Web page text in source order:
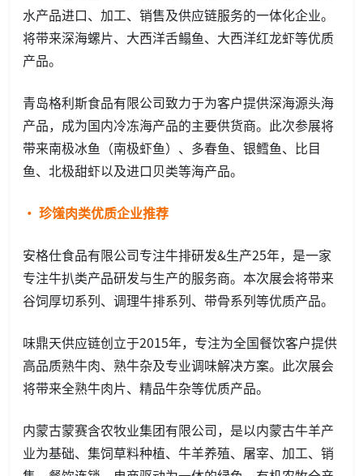
水产品进口、加工、销售及供应链服务的一体化企业。
将带来深海螺片、大西洋舌鳎鱼、大西洋红龙虾等优质
产品。
青岛格利斯食品有限公司致力于为客户提供深海源头海
产品，成为国内冷冻海产品的主要供货商。此次参展将
带来南极冰鱼（南极虾鱼）、多春鱼、银鳕鱼、比目
鱼、北极甜虾以及进口贝类等海产品。
· 珍馐肉类优质企业推荐
安格仕食品有限公司专注牛排研发&生产25年，是一家
专注牛扒类产品研发与生产的服务商。本次展会将带来
谷饲厚切系列、调理牛排系列、带骨系列等优质产品。
味鼎天供应链创立于2015年，专注为全国餐饮客户提供
高品质熟牛肉、熟牛杂及专业调味解决方案。此次展会
将带来全熟牛肉片、精品牛杂等优质产品。
内蒙古蒙赛含农牧业集团有限公司，是以内蒙古牛羊产
业为基础、集饲草料种植、牛羊养殖、屠宰、加工、销